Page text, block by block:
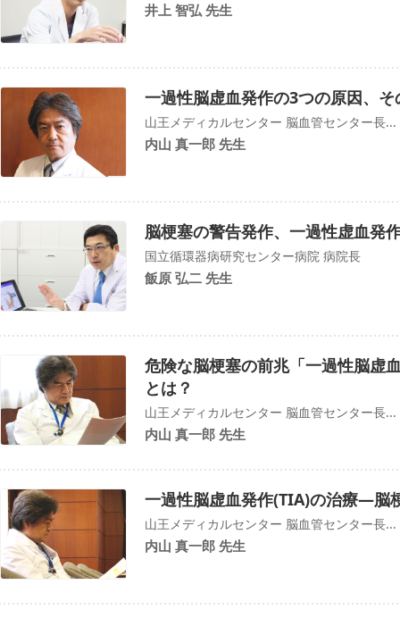
井上 智弘 先生
一過性脳虚血発作の3つの原因、
山王メディカルセンター 脳血管センター長...
内山 真一郎 先生
脳梗塞の警告発作、一過性虚血発
国立循環器病研究センター病院 病院長
飯原 弘二 先生
危険な脳梗塞の前兆「一過性脳虚
とは？
山王メディカルセンター 脳血管センター長...
内山 真一郎 先生
一過性脳虚血発作(TIA)の治療―脳
山王メディカルセンター 脳血管センター長...
内山 真一郎 先生